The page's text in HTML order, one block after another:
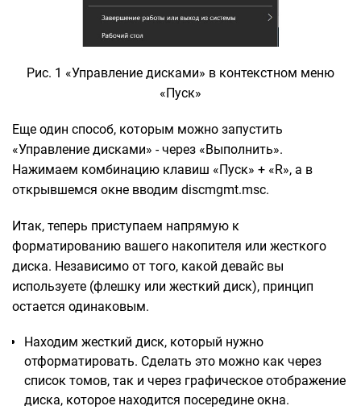
Рис. 1 «Управление дисками» в контекстном меню
«Пуск»
Еще один способ, которым можно запустить
«Управление дисками» - через «Выполнить».
Нажимаем комбинацию клавиш «Пуск» + «R», а в
открывшемся окне вводим discmgmt.msc.
Итак, теперь приступаем напрямую к
форматированию вашего накопителя или жесткого
диска. Независимо от того, какой девайс вы
используете (флешку или жесткий диск), принцип
остается одинаковым.
Находим жесткий диск, который нужно
отформатировать. Сделать это можно как через
список томов, так и через графическое отображение
диска, которое находится посередине окна.